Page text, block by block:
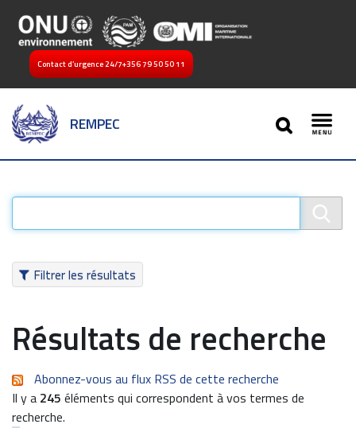
Contact d’urgence 24/7+356 79 50 50 11
REMPEC
SEARCH
Filtrer les résultats
Résultats de recherche
Abonnez-vous au flux RSS de cette recherche
Il y a 245 éléments qui correspondent à vos termes de
recherche.